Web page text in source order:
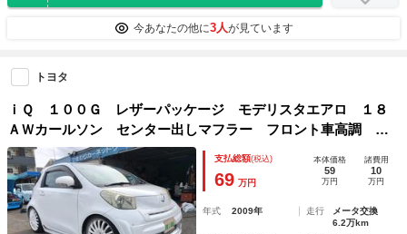
今あなたの他に3人が見ています
トヨタ
ｉＱ １００Ｇ レザーパッケージ モデリスタエアロ １８
ＡＷカールソン センター出しマフラー フロント車高調 Ｂ
ｌｕｅｔｏｏｔｈ付き
支払総額(税込)
69 万円
本体価格
59
万円
諸費用
10
万円
年式 2009年 走行
メータ交換
6.2万km